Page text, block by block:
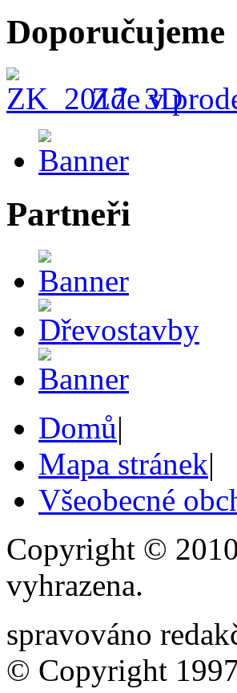
Doporučujeme
Zde v
Partneři
Domů|
Mapa stránek|
Všeobecné
Copyright © 2010
vyhrazena.
spravováno
© Copyright